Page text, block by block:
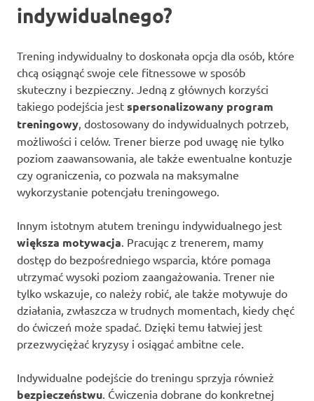
indywidualnego?
Trening indywidualny to doskonała opcja dla osób, które
chcą osiągnąć swoje cele fitnessowe w sposób
skuteczny i bezpieczny. Jedną z głównych korzyści
takiego podejścia jest spersonalizowany program
treningowy , dostosowany do indywidualnych potrzeb,
możliwości i celów. Trener bierze pod uwagę nie tylko
poziom zaawansowania, ale także ewentualne kontuzje
czy ograniczenia, co pozwala na maksymalne
wykorzystanie potencjału treningowego.
Innym istotnym atutem treningu indywidualnego jest
większa motywacja . Pracując z trenerem, mamy
dostęp do bezpośredniego wsparcia, które pomaga
utrzymać wysoki poziom zaangażowania. Trener nie
tylko wskazuje, co należy robić, ale także motywuje do
działania, zwłaszcza w trudnych momentach, kiedy chęć
do ćwiczeń może spadać. Dzięki temu łatwiej jest
przezwyciężać kryzysy i osiągać ambitne cele.
Indywidualne podejście do treningu sprzyja również
bezpieczeństwu . Ćwiczenia dobrane do konkretnej